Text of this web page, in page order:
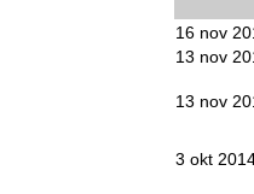
16 nov
13 nov
13 nov
3 okt